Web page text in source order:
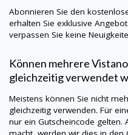
Abonnieren Sie den
erhalten Sie exklusive
verpassen Sie keine
Können mehrereVistano
gleichzeitig verwendet
Meistens können Sie nicht
gleichzeitig verwenden. Für
nur ein Gutscheincode gelten.